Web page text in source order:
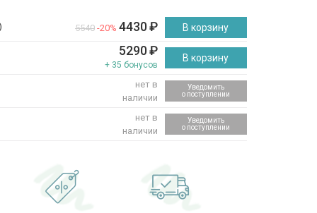
5540 -20% 4430₽ В корзину
5290₽
+ 35 бонусов
В корзину
нет в
наличии
Уведомить
о поступлении
нет в
наличии
Уведомить
о поступлении